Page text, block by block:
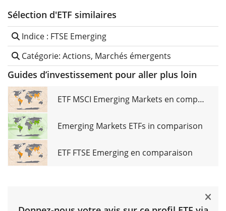
Sélection d'ETF similaires
Indice : FTSE Emerging
Catégorie: Actions, Marchés émergents
Guides d’investissement pour aller plus loin
ETF MSCI Emerging Markets en comparaison
Emerging Markets ETFs in comparison
ETF FTSE Emerging en comparaison